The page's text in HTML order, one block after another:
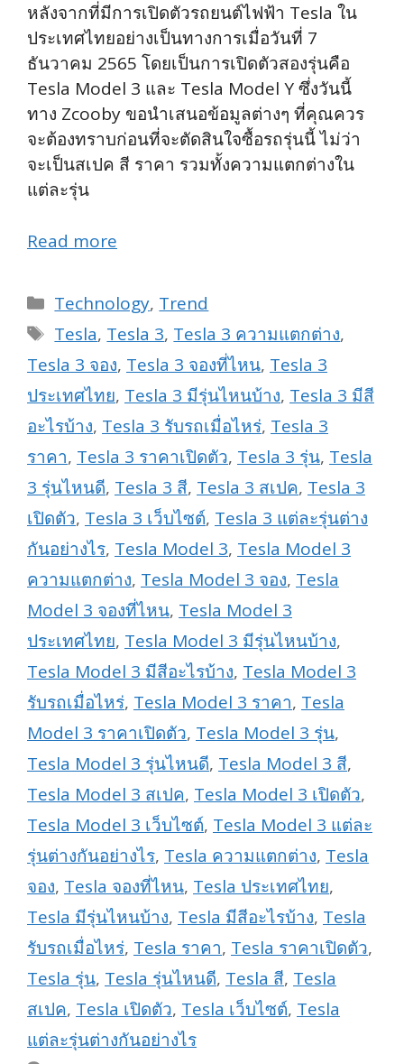
หลังจากที่มีการเปิดตัวรถยนต์ไฟฟ้า Tesla ใน
ประเทศไทยอย่างเป็นทางการเมื่อวันที่ 7
ธันวาคม 2565 โดยเป็นการเปิดตัวสองรุ่นคือ
Tesla Model 3 และ Tesla Model Y ซึ่งวันนี้
ทาง Zcooby ขอนำเสนอข้อมูลต่างๆ ที่คุณควร
จะต้องทราบก่อนที่จะตัดสินใจซื้อรถรุ่นนี้ ไม่ว่า
จะเป็นสเปค สี ราคา รวมทั้งความแตกต่างใน
แต่ละรุ่น
Read more
Categories
Technology, Trend
Tags
Tesla, Tesla 3, Tesla 3 ความแตกต่าง,
Tesla 3 จอง, Tesla 3 จองที่ไหน, Tesla 3
ประเทศไทย, Tesla 3 มีรุ่นไหนบ้าง, Tesla 3 มีสี
อะไรบ้าง, Tesla 3 รับรถเมื่อไหร่, Tesla 3
ราคา, Tesla 3 ราคาเปิดตัว, Tesla 3 รุ่น, Tesla
3 รุ่นไหนดี, Tesla 3 สี, Tesla 3 สเปค, Tesla 3
เปิดตัว, Tesla 3 เว็บไซต์, Tesla 3 แต่ละรุ่นต่าง
กันอย่างไร, Tesla Model 3, Tesla Model 3
ความแตกต่าง, Tesla Model 3 จอง, Tesla
Model 3 จองที่ไหน, Tesla Model 3
ประเทศไทย, Tesla Model 3 มีรุ่นไหนบ้าง,
Tesla Model 3 มีสีอะไรบ้าง, Tesla Model 3
รับรถเมื่อไหร่, Tesla Model 3 ราคา, Tesla
Model 3 ราคาเปิดตัว, Tesla Model 3 รุ่น,
Tesla Model 3 รุ่นไหนดี, Tesla Model 3 สี,
Tesla Model 3 สเปค, Tesla Model 3 เปิดตัว,
Tesla Model 3 เว็บไซต์, Tesla Model 3 แต่ละ
รุ่นต่างกันอย่างไร, Tesla ความแตกต่าง, Tesla
จอง, Tesla จองที่ไหน, Tesla ประเทศไทย,
Tesla มีรุ่นไหนบ้าง, Tesla มีสีอะไรบ้าง, Tesla
รับรถเมื่อไหร่, Tesla ราคา, Tesla ราคาเปิดตัว,
Tesla รุ่น, Tesla รุ่นไหนดี, Tesla สี, Tesla
สเปค, Tesla เปิดตัว, Tesla เว็บไซต์, Tesla
แต่ละรุ่นต่างกันอย่างไร